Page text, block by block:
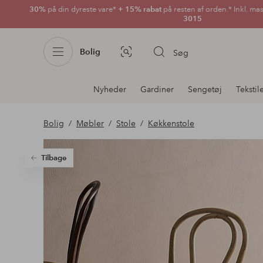
30% på din dyreste vare* + 15% rabatpå resten af orden.* Inkl.
3015
Bolig Billedsøgning Søg
Afdelningsnavigation
Nyheder Gardiner Sengetøj
Bolig Møbler Stole Køkkenstole
Tilbage